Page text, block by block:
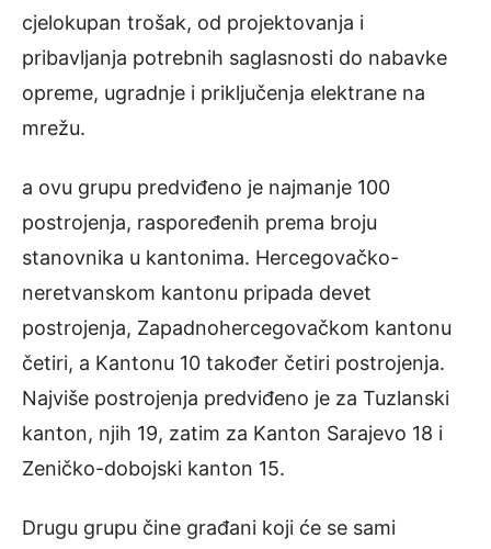
cjelokupan trošak, od projektovanja i
pribavljanja potrebnih saglasnosti do nabavke
opreme, ugradnje i priključenja elektrane na
mrežu.
a ovu grupu predviđeno je najmanje 100
postrojenja, raspoređenih prema broju
stanovnika u kantonima. Hercegovačko-
neretvanskom kantonu pripada devet
postrojenja, Zapadnohercegovačkom kantonu
četiri, a Kantonu 10 također četiri postrojenja.
Najviše postrojenja predviđeno je za Tuzlanski
kanton, njih 19, zatim za Kanton Sarajevo 18 i
Zeničko-dobojski kanton 15.
Drugu grupu čine građani koji će se sami